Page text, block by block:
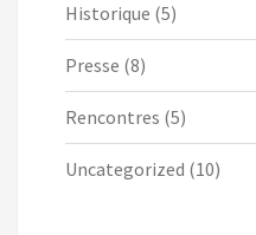
Historique (5)
Presse (8)
Rencontres (5)
Uncategorized (10)